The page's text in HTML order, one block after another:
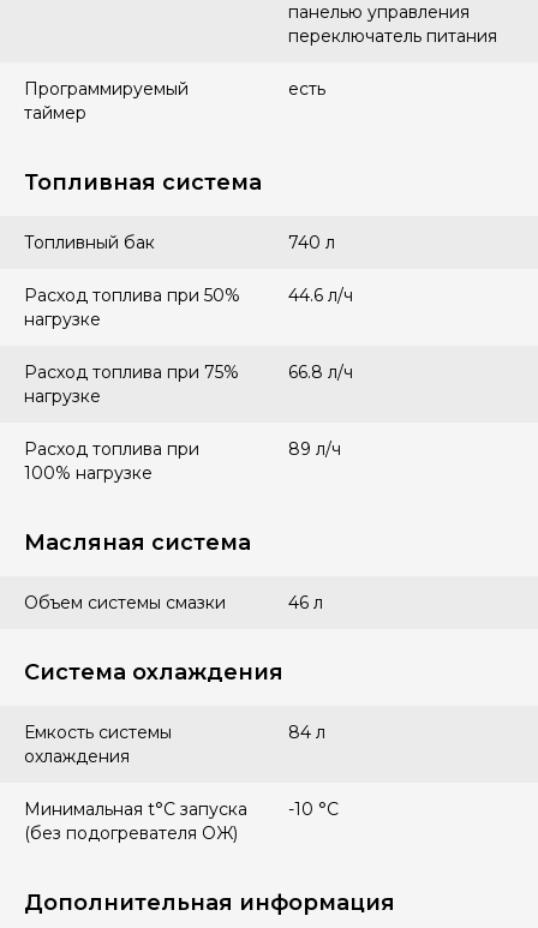
панелью управления
переключатель питания
Программируемый
таймер
есть
Топливная система
Топливный бак 740 л
Расход топлива при 50%
нагрузке
44.6 л/ч
Расход топлива при 75%
нагрузке
66.8 л/ч
Расход топлива при
100% нагрузке
89 л/ч
Масляная система
Объем системы смазки 46 л
Система охлаждения
Емкость системы
охлаждения
84 л
Минимальная t°С запуска
(без подогревателя ОЖ)
-10 °С
Дополнительная информация